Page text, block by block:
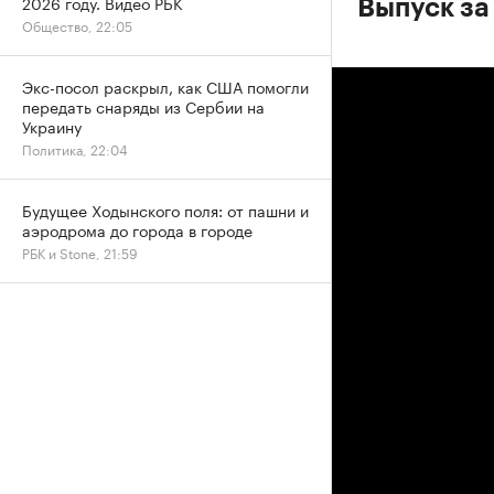
Выпуск
Общество, 22:05
Экс-посол раскрыл, как США помогли
передать снаряды из Сербии на
Украину
Политика, 22:04
Будущее Ходынского поля: от пашни и
аэродрома до города в городе
РБК и Stone, 21:59